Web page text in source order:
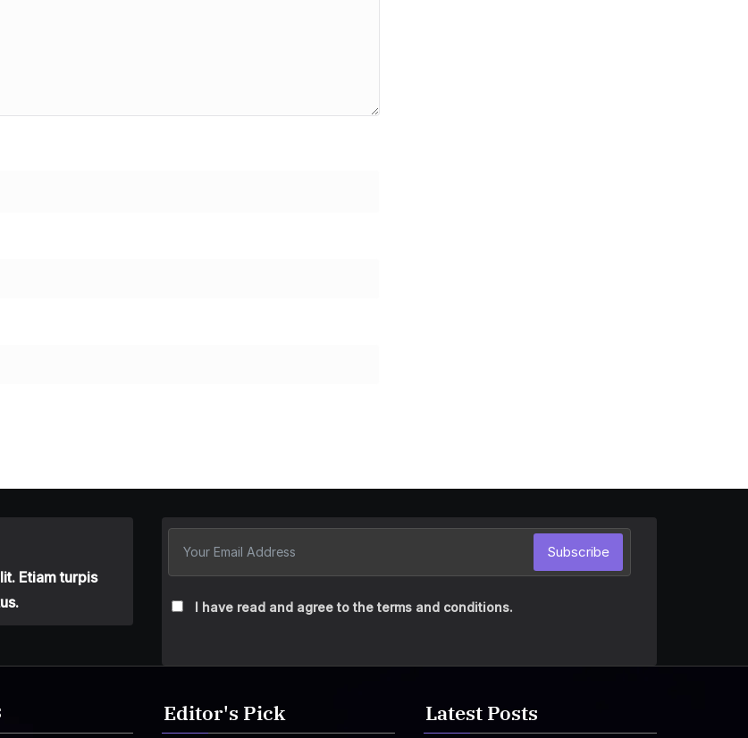
Etiam turpis
I have read and agree to the terms and conditions.
Subscribe
Editor's Pick Latest Posts